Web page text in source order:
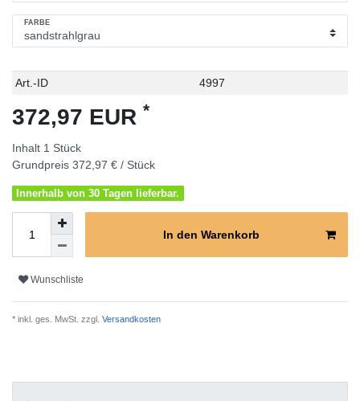
FARBE
Technisches
Wert
Art.-ID 4997
372,97 EUR *
Inhalt 1 Stück
Grundpreis 372,97 € / Stück
Innerhalb von 30 Tagen lieferbar.
In den Warenkorb
Wunschliste
* inkl. ges. MwSt. zzgl. Versandkosten